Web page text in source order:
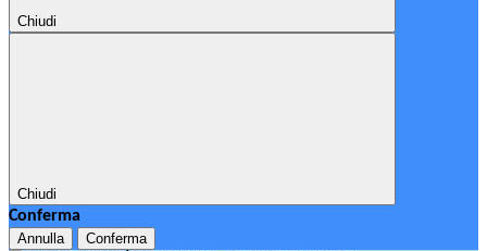
Chiudi
Chiudi
Conferma
Annulla Conferma